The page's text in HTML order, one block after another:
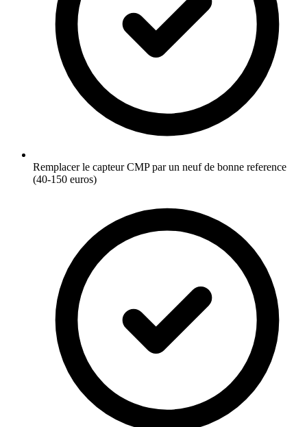
Remplacer le capteur CMP par un neuf de bonne reference
(40-150 euros)